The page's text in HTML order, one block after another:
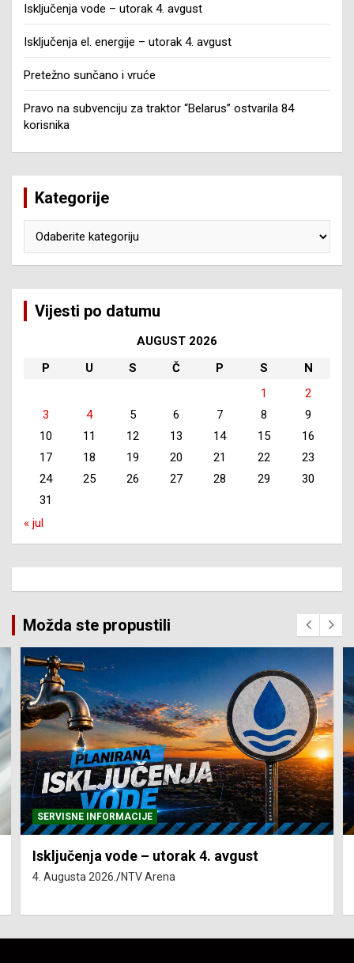
Isključenja vode – utorak 4. avgust
Isključenja el. energije – utorak 4. avgust
Pretežno sunčano i vruće
Pravo na subvenciju za traktor “Belarus” ostvarila 84
korisnika
Kategorije
Vijesti po datumu
AUGUST 2026
P
U S Č P S
N
1
2
3
4 5 6 7 8
9
10
11 12 13 14 15
16
17
18 19 20 21 22
23
24
25 26 27 28 29
30
31
« jul
Možda ste propustili
SERVISNE INFORMACIJE
Isključenja vode – utorak 4. avgust
4. Augusta 2026. NTV Arena